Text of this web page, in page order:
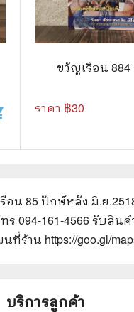
ขวัญเรือน 884
ราคา ฿30
อน 85 ปักษ์หลัง มิ.ย
ทร 094-161-4566 รับ
ที่ร้าน https://goo.gl/
บริการลูกค้า